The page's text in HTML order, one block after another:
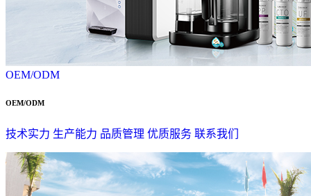
OEM/ODM
OEM/ODM
技术实力 生产能力 品质管理 优质服务 联系我们